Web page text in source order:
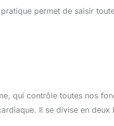
permet de saisir
qui contrôle toutes nos
Il se divise en